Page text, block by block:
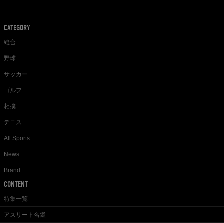
CATEGORY
総合
野球
サッカー
ゴルフ
相撲
テニス
All Sports
News
Brand
CONTENT
特集一覧
アスリート名鑑